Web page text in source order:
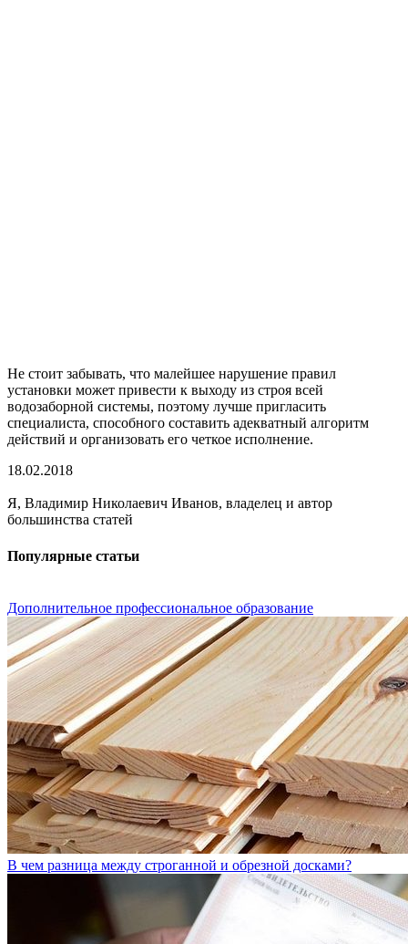
Не стоит забывать, что малейшее нарушение правил
установки может привести к выходу из строя всей
водозаборной системы, поэтому лучше пригласить
специалиста, способного составить адекватный алгоритм
действий и организовать его четкое исполнение.
18.02.2018
Я, Владимир Николаевич Иванов, владелец и автор
большинства статей
Популярные статьи
Дополнительное профессиональное образование
В чем разница между строганной и обрезной досками?